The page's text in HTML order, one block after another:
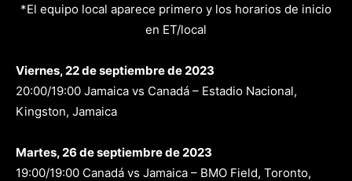
*El equipo local aparece primero y los horarios de inicio
en ET/local
Viernes, 22 de septiembre de 2023
20:00/19:00 Jamaica vs Canadá – Estadio Nacional,
Kingston, Jamaica
Martes, 26 de septiembre de 2023
19:00/19:00 Canadá vs Jamaica – BMO Field, Toronto,